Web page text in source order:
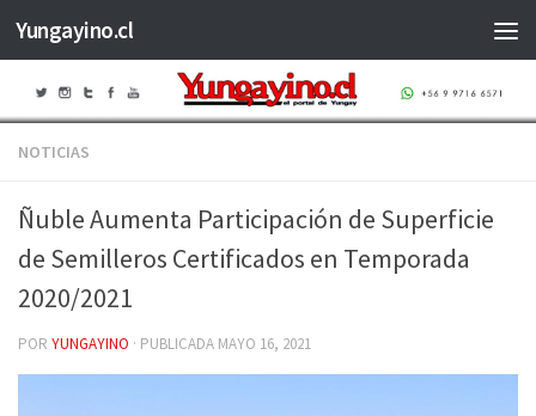
Saltar al contenido
Yungayino.cl
NOTICIAS
Ñuble Aumenta Participación de Superficie
de Semilleros Certificados en Temporada
2020/2021
POR YUNGAYINO · PUBLICADA MAYO 16, 2021